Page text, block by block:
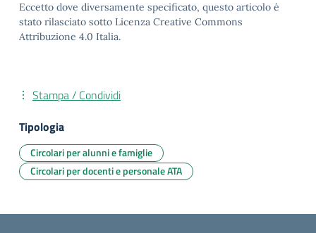
Eccetto dove diversamente specificato, questo articolo è
stato rilasciato sotto Licenza Creative Commons
Attribuzione 4.0 Italia.
Stampa / Condividi
Tipologia
Circolari per alunni e famiglie
Circolari per docenti e personale ATA